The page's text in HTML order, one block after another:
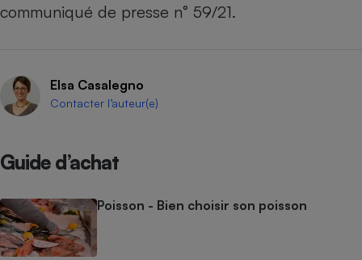
communiqué de presse n° 59/21.
Elsa Casalegno
Contacter l’auteur(e)
Guide d’achat
Poisson - Bien choisir son poisson